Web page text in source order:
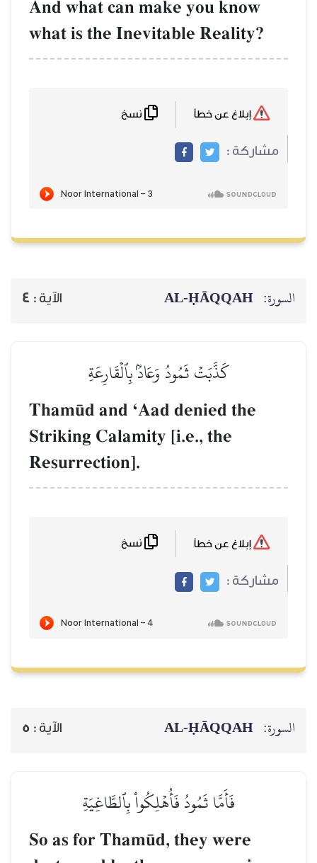
And what can make you know
what is the Inevitable Reality?
مشاركة :
السورة: AL‑ḤĀQQAH الآية : 4
كَذَّبَتۡ ثَمُودُ وَعَادُۢ بِٱلۡقَارِعَةِ
Tham´d and ÔAad denied the
Striking Calamity [i.e., the
Resurrection].
مشاركة :
السورة: AL‑ḤĀQQAH الآية : 5
فَأَمَّا ثَمُودُ فَأُهۡلِكُواْ بِٱلطَّاغِيَةِ
So as for Tham´d, they were